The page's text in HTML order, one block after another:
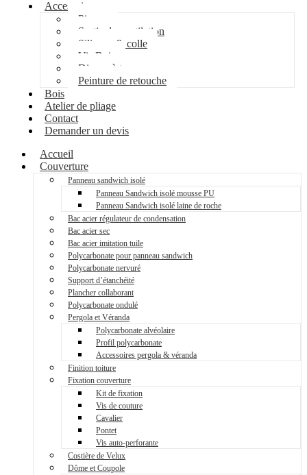
Accessoires
Pipeco
Sortie de ventilation
Silicone & colle
Vis Bois
Disque à tronçonner
Peinture de retouche
Bois
Atelier de pliage
Contact
Demander un devis
Accueil
Couverture
Panneau sandwich isolé
Panneau Sandwich isolé mousse PU
Panneau Sandwich isolé laine de roche
Bac acier régulateur de condensation
Bac acier sec
Bac acier imitation tuile
Polycarbonate pour panneau sandwich
Polycarbonate nervuré
Support d’étanchéité
Plancher collaborant
Polycarbonate ondulé
Pergola et Véranda
Polycarbonate alvéolaire
Profil polycarbonate
Accessoires pergola & véranda
Finition toiture
Fixation couverture
Kit de fixation
Vis de couture
Cavalier
Pontet
Vis auto-perforante
Costière de Velux
Dôme et Coupole